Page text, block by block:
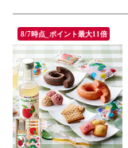
8/7時点_ポイント最大11倍